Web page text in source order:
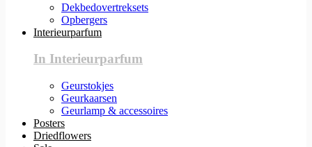
Dekbedovertreksets
Opbergers
Interieurparfum
In Interieurparfum
Geurstokjes
Geurkaarsen
Geurlamp & accessoires
Posters
Driedflowers